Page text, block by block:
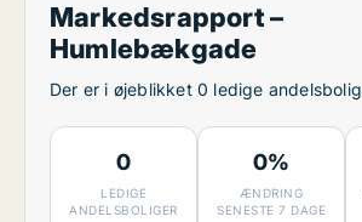
Markedsrapport –
Humlebækgade
Der er i øjeblikket 0 ledige
0
LEDIGE
ANDELSBOLIGER
0%
ÆNDRING
SENESTE 7 DAGE